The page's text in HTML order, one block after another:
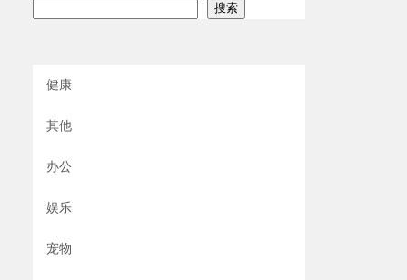
搜索
健康
其他
办公
娱乐
宠物